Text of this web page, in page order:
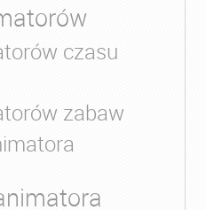
czasu
zabaw